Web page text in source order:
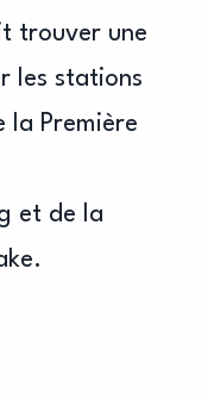
trouver une
les stations
la Première
et de la